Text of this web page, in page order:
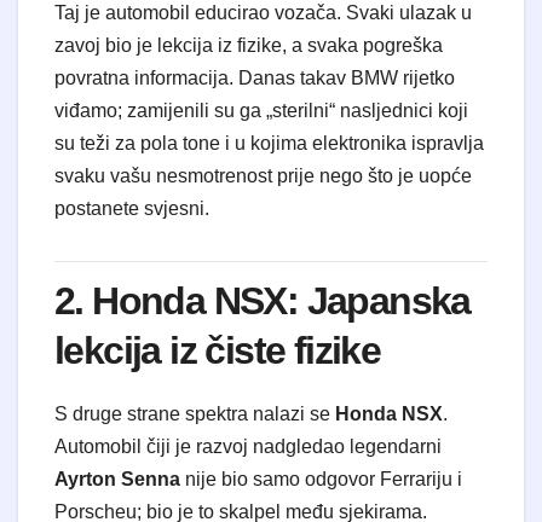
Taj je automobil educirao vozača. Svaki ulazak u
zavoj bio je lekcija iz fizike, a svaka pogreška
povratna informacija. Danas takav BMW rijetko
viđamo; zamijenili su ga „sterilni“ nasljednici koji
su teži za pola tone i u kojima elektronika ispravlja
svaku vašu nesmotrenost prije nego što je uopće
postanete svjesni.
2. Honda NSX: Japanska
lekcija iz čiste fizike
S druge strane spektra nalazi se Honda NSX.
Automobil čiji je razvoj nadgledao legendarni
Ayrton Senna nije bio samo odgovor Ferrariju i
Porscheu; bio je to skalpel među sjekirama.